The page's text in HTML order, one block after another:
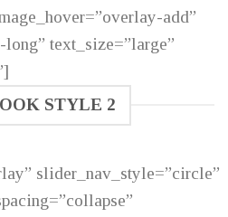
add”
text_size=”large”
STYLE 2
slider_nav_style=”circle”